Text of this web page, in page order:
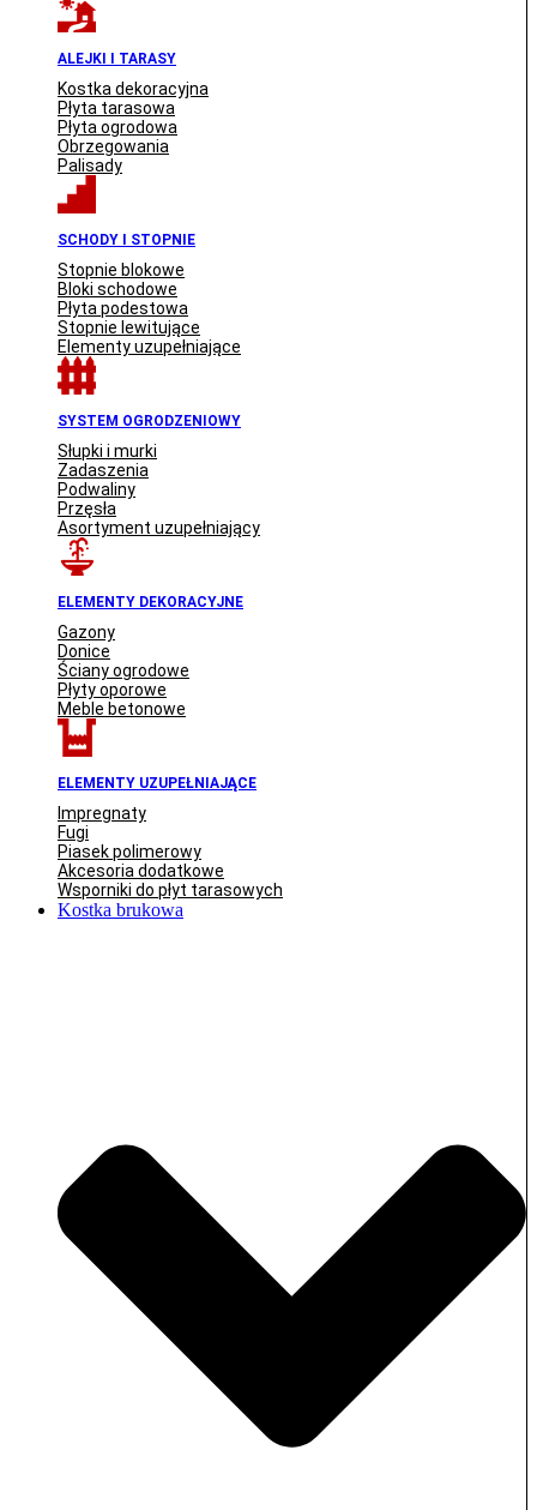
ALEJKI I TARASY
Kostka dekoracyjna
Płyta tarasowa
Płyta ogrodowa
Obrzegowania
Palisady
SCHODY I STOPNIE
Stopnie blokowe
Bloki schodowe
Płyta podestowa
Stopnie lewitujące
Elementy uzupełniające
SYSTEM OGRODZENIOWY
Słupki i murki
Zadaszenia
Podwaliny
Przęsła
Asortyment uzupełniający
ELEMENTY DEKORACYJNE
Gazony
Donice
Ściany ogrodowe
Płyty oporowe
Meble betonowe
ELEMENTY UZUPEŁNIAJĄCE
Impregnaty
Fugi
Piasek polimerowy
Akcesoria dodatkowe
Wsporniki do płyt tarasowych
Kostka brukowa